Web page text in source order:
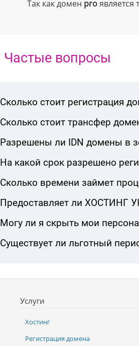
Так как домен pro
Частые вопросы
Сколько стоит регистрация
Сколько стоит трансфер
Разрешены ли IDN домены в
На какой срок разрешено
Сколько времени займет
Предоставляет ли ХОСТИНГ
Могу ли я скрыть мои
Существует ли льготный
Услуги
Хостинг
Регистрация домена